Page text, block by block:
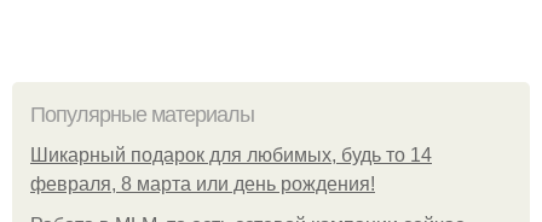
Популярные материалы
Шикарный подарок для любимых, будь то 14
февраля, 8 марта или день рождения!